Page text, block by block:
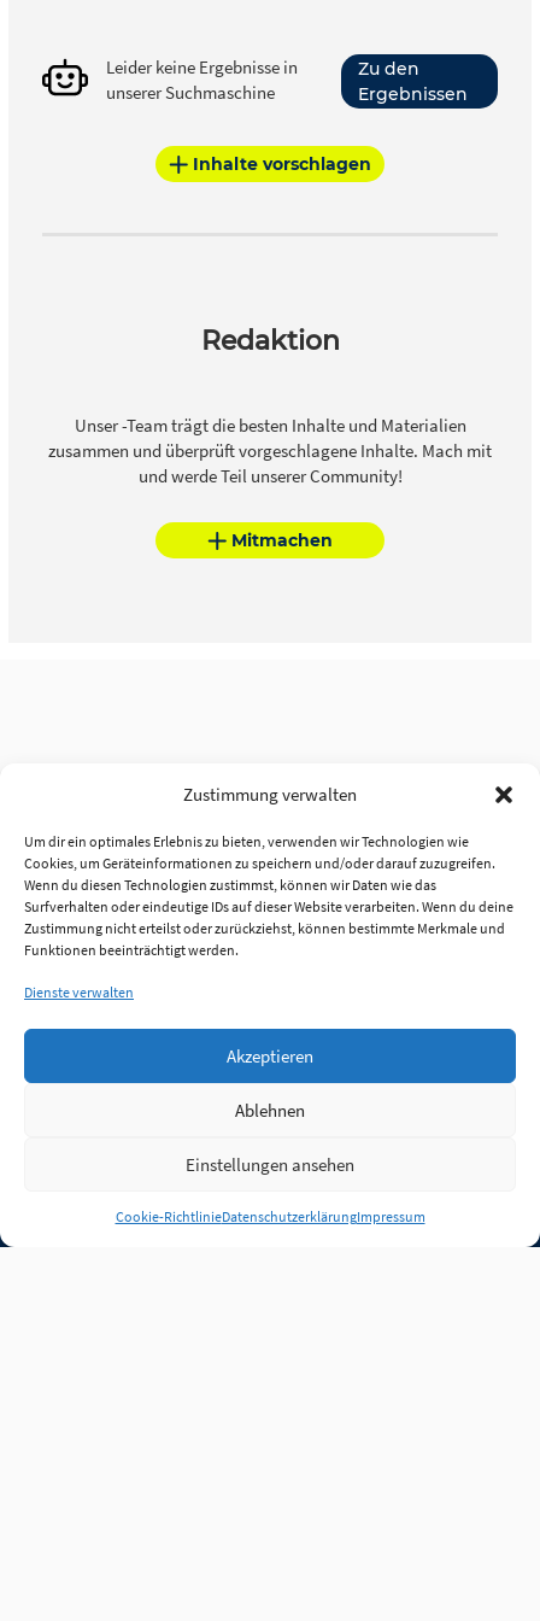
Zustimmung verwalten
Um dir ein optimales Erlebnis zu bieten, verwenden wir Technologien wie
Cookies, um Geräteinformationen zu speichern und/oder darauf zuzugreifen.
Wenn du diesen Technologien zustimmst, können wir Daten wie das
Surfverhalten oder eindeutige IDs auf dieser Website verarbeiten. Wenn du deine
Zustimmung nicht erteilst oder zurückziehst, können bestimmte Merkmale und
Funktionen beeinträchtigt werden.
Dienste verwalten
Akzeptieren
Ablehnen
Einstellungen ansehen
Cookie-RichtlinieDatenschutzerklärungImpressum
Leider keine Ergebnisse in
unserer Suchmaschine
Zu den
Ergebnissen
Inhalte vorschlagen
Redaktion
Unser -Team trägt die besten Inhalte und Materialien
zusammen und überprüft vorgeschlagene Inhalte. Mach mit
und werde Teil unserer Community!
Mitmachen
Anmelden
Jobs Partner FAQ Quellen